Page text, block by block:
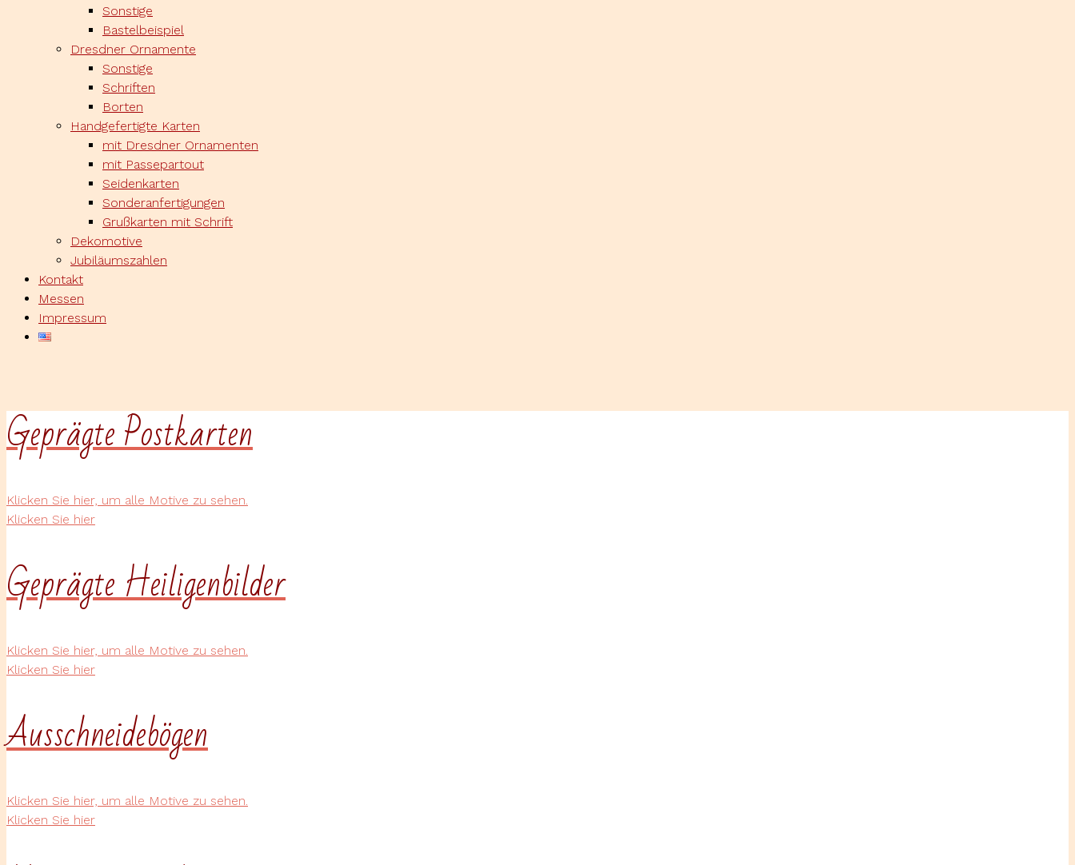
Sonstige
Bastelbeispiel
Dresdner Ornamente
Sonstige
Schriften
Borten
Handgefertigte Karten
mit Dresdner Ornamenten
mit Passepartout
Seidenkarten
Sonderanfertigungen
Grußkarten mit Schrift
Dekomotive
Jubiläumszahlen
Kontakt
Messen
Impressum
Geprägte Postkarten
Klicken Sie hier, um alle Motive zu sehen.
Klicken Sie hier
Geprägte Heiligenbilder
Klicken Sie hier, um alle Motive zu sehen.
Klicken Sie hier
Ausschneidebögen
Klicken Sie hier, um alle Motive zu sehen.
Klicken Sie hier